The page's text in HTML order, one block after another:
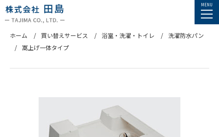
ホーム 買い替えサービス 浴室・洗濯・トイレ
洗濯防水パン
嵩上げ一体タイプ